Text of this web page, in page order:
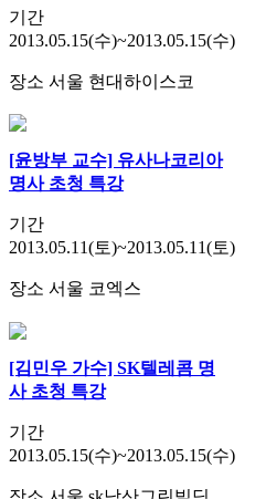
기간
2013.05.15(수)~2013.05.15(수)
장소 서울 현대하이스코
[윤방부 교수] 유사나코리아
명사 초청 특강
기간
2013.05.11(토)~2013.05.11(토)
장소 서울 코엑스
[김민우 가수] SK텔레콤 명
사 초청 특강
기간
2013.05.15(수)~2013.05.15(수)